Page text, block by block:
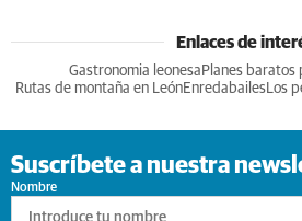
Enlaces de
Gastronomia leonesa Planes baratos
Rutas de montaña en LeónEnredabailesLos
Suscríbete a nuestra
Nombre